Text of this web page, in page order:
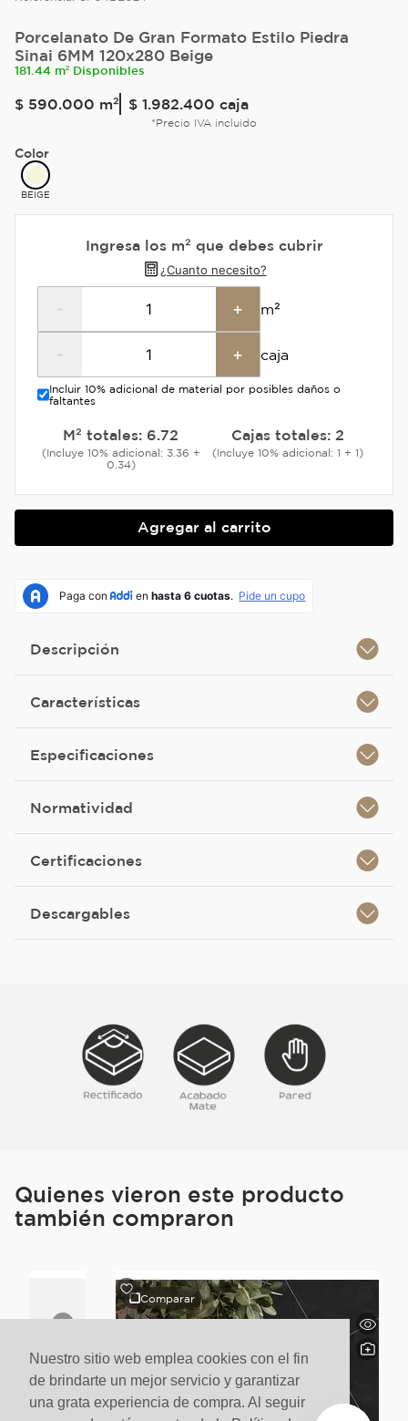
Nuestro sitio web emplea cookies con el fin
de brindarte un mejor servicio y garantizar
una grata experiencia de compra. Al seguir
Porcelanato De Gran Formato Estilo Piedra
Sinai 6MM 120x280 Beige
181.44 m² Disponibles
$ 590.000 m² $ 1.982.400 caja
*Precio IVA incluido
Color
BEIGE
Ingresa los m² que debes cubrir
¿Cuanto necesito?
- + m²
- + caja
Incluir 10% adicional de material por posibles daños o
faltantes
M² totales: 6.72
(Incluye 10% adicional: 3.36 +
0.34)
Cajas totales: 2
(Incluye 10% adicional: 1 + 1)
Agregar al carrito
Descripción
Características
Especificaciones
Normatividad
Certificaciones
Descargables
Quienes vieron este producto
también compraron
Comparar